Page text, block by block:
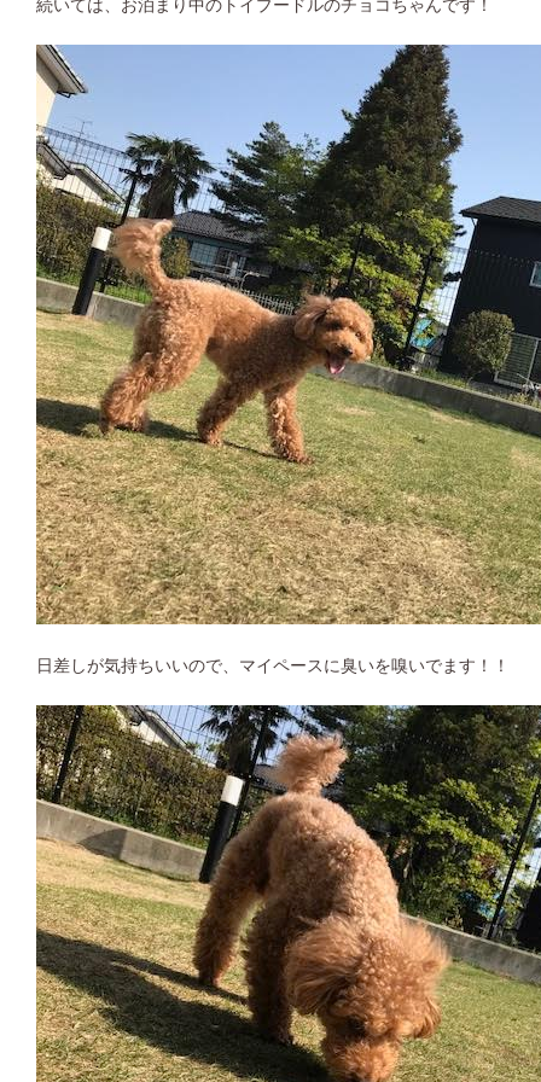
続いては、お泊まり中のトイプードルのチョコちゃんです！
日差しが気持ちいいので、マイペースに臭いを嗅いでます！！